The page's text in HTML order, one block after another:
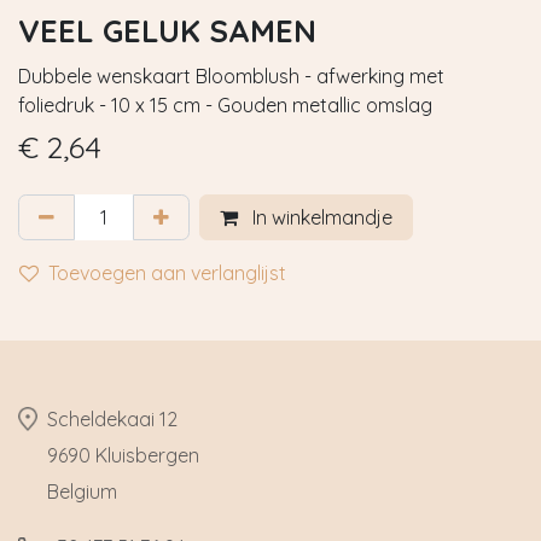
VEEL GELUK SAMEN
Dubbele wenskaart Bloomblush - afwerking met
foliedruk - 10 x 15 cm - Gouden metallic omslag
€ 2,64
In winkelmandje
Toevoegen aan verlanglijst
​Scheldekaai 12
9690 Kluisbergen
​Belgium